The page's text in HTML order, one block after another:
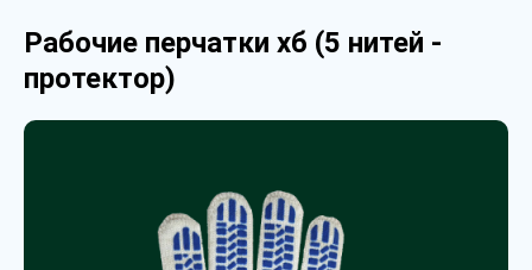
Рабочие перчатки хб (5 нитей -
протектор)